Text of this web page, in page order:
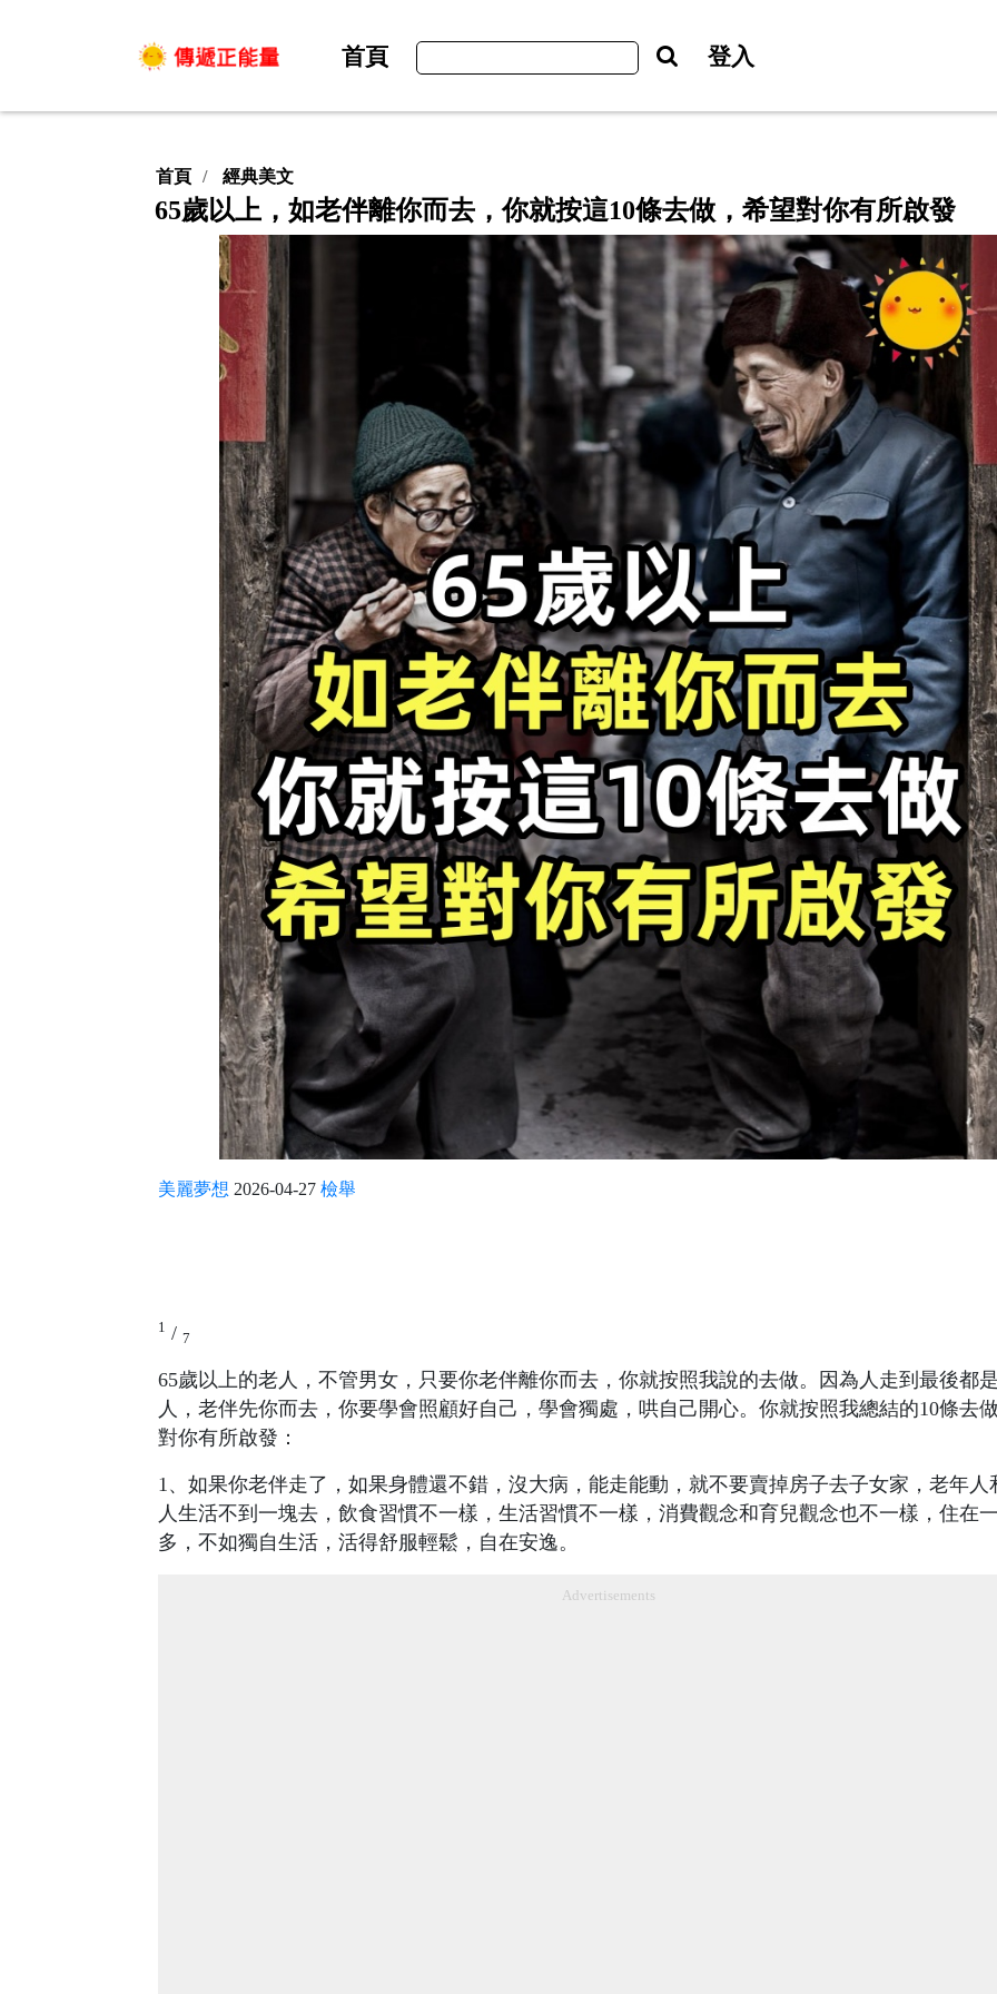
首頁 登入
首頁 經典美文
65歲以上，如老伴離你而去，你就按這10條去做，希望對你有所啟發
美麗夢想 2026-04-27 檢舉
1 / 7
65歲以上的老人，不管男女，只要你老伴離你而去，你就按照我說的去做。因為人走到最後都
人，老伴先你而去，你要學會照顧好自己，學會獨處，哄自己開心。你就按照我總結的10條去
對你有所啟發：
1、如果你老伴走了，如果身體還不錯，沒大病，能走能動，就不要賣掉房子去子女家，老年人
人生活不到一塊去，飲食習慣不一樣，生活習慣不一樣，消費觀念和育兒觀念也不一樣，住在
多，不如獨自生活，活得舒服輕鬆，自在安逸。
Advertisements